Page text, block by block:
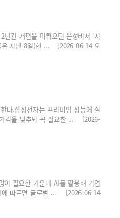
간 개편을 미뤄오던 음성비서 ‘시
은 지난 8일(현 ... [2026-06-14 오
다.삼성전자는 프리미엄 성능에 실
가격을 낮추되 꼭 필요한 ... [2026-
이 필요한 가운데 AI를 활용해 기업
에 따르면 글로벌 ... [2026-06-14